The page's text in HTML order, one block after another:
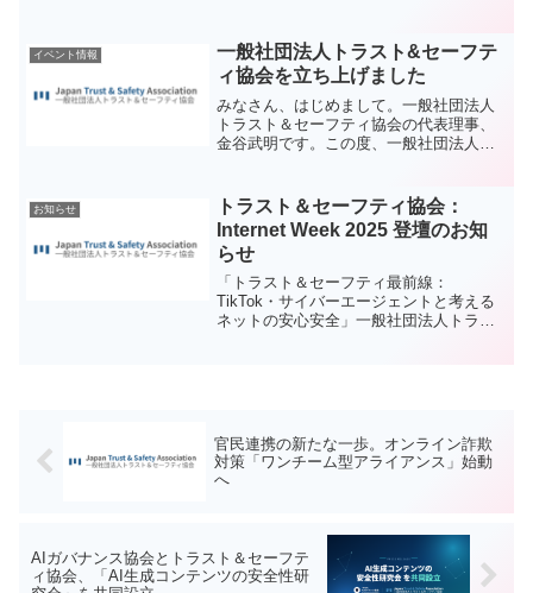
イベント情報
一般社団法人トラスト&セーフテ
ィ協会を立ち上げました
みなさん、はじめまして。一般社団法人
トラスト＆セーフティ協会の代表理事、
金谷武明です。この度、一般社団法人ト
Safety）とは、ユーザー保護やリスク管
理、ポリシー...
お知らせ
トラスト＆セーフティ協会：
Internet Week 2025 登壇のお知
らせ
「トラスト＆セーフティ最前線：
TikTok・サイバーエージェントと考える
ネットの安心安全」一般社団法人トラス
官民連携の新たな一歩。オンライン詐欺
対策「ワンチーム型アライアンス」始動
へ
AIガバナンス協会とトラスト＆セーフテ
ィ協会、「AI生成コンテンツの安全性研